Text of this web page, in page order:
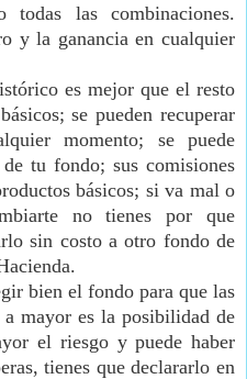
todas las combinaciones.
y la ganancia en cualquier
es mejor que el resto
se pueden recuperar
momento; se puede
tu fondo; sus comisiones
básicos; si va mal o
no tienes por que
sin costo a otro fondo de
bien el fondo para que las
a mayor es la posibilidad de
el riesgo y puede haber
tienes que declararlo en